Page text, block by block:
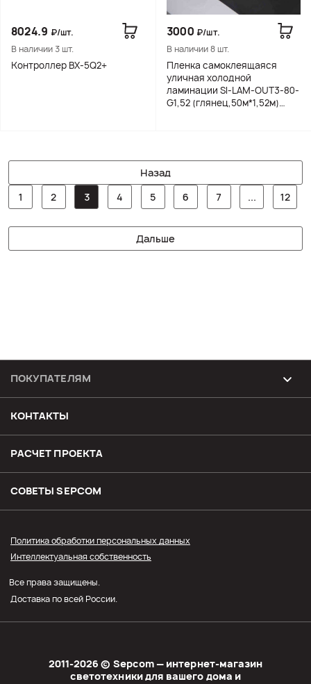
8024.9 ₽/шт.
В наличии 3 шт.
Контроллер BX-5Q2+
3000 ₽/шт.
В наличии 8 шт.
Пленка самоклеящаяся
уличная холодной
ламинации SI-LAM-OUT3-80-
G1,52 (глянец,50м*1,52м)
Назад
1
2 3 4 5 6 7 ... 12
Дальше
ПОКУПАТЕЛЯМ
Возврат и обмен товара
Доставка
Оплата
Оптовым покупателям
Личный кабинет
КОНТАКТЫ
РАСЧЕТ ПРОЕКТА
СОВЕТЫ SЕPCOM
2011-2026 © Sеpcom — интернет-магазин
светотехники для вашего дома и
Политика обработки персональных данных
Интеллектуальная собственность
Все права защищены.
Доставка по всей России.